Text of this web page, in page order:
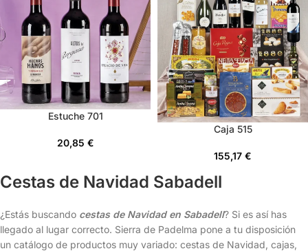
Estuche 701
20,85 €
Caja 515
155,17 €
Cestas de Navidad Sabadell
¿Estás buscando cestas de Navidad en Sabadell? Si es así has
llegado al lugar correcto. Sierra de Padelma pone a tu disposición
un catálogo de productos muy variado: cestas de Navidad, cajas,